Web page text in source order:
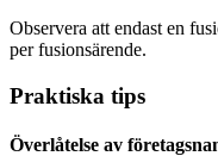
Observera att endast en
per fusionsärende.
Praktiska tips
Överlåtelse av